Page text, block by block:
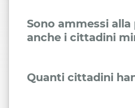
Sono ammessi
anche i cittadini
Quanti cittadini